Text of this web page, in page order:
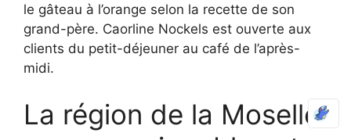
le gâteau à l’orange selon la recette de son
grand-père. Caorline Nockels est ouverte aux
clients du petit-déjeuner au café de l’après-
midi.
La région de la Moselle